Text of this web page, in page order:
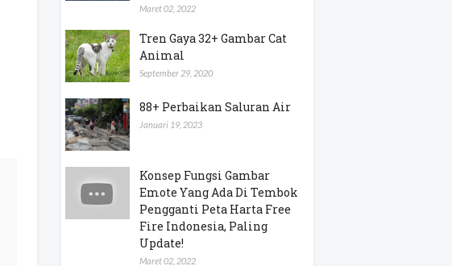
Maret 02, 2022
Tren Gaya 32+ Gambar Cat
Animal
September 29, 2020
88+ Perbaikan Saluran Air
Januari 19, 2023
Konsep Fungsi Gambar
Emote Yang Ada Di Tembok
Pengganti Peta Harta Free
Fire Indonesia, Paling
Update!
Maret 02, 2022